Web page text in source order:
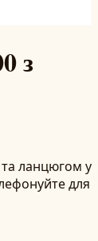
з
ланцюгом у
для